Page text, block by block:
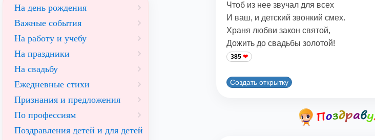
Чтоб из нее звучал для всех
И ваш, и детский звонкий смех.
Храня любви закон святой,
Дожить до свадьбы золотой!
385
Создать открытку
На день рождения
Важные события
На работу и учебу
На праздники
На свадьбу
Ежедневные стихи
Признания и предложения
По профессиям
Поздравления детей и для детей